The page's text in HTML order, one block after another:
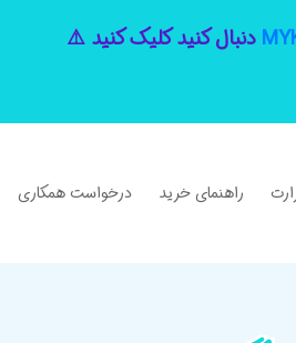
دنبال کنید کلیک کنید ⚠️
راهنمای خرید درخواست همکاری